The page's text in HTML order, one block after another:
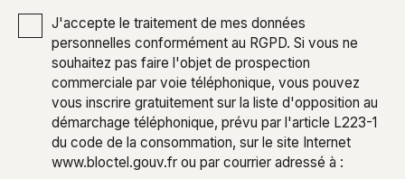
J'accepte le traitement de mes données
personnelles conformément au RGPD. Si vous ne
souhaitez pas faire l'objet de prospection
commerciale par voie téléphonique, vous pouvez
vous inscrire gratuitement sur la liste d'opposition au
démarchage téléphonique, prévu par l'article L223-1
du code de la consommation, sur le site Internet
www.bloctel.gouv.fr ou par courrier adressé à :